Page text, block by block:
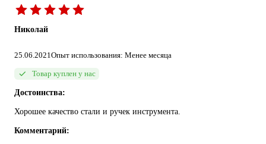
Николай
25.06.2021 Опыт использования: Менее месяца
Товар куплен у нас
Достоинства:
Хорошее качество стали и ручек инструмента.
Комментарий: